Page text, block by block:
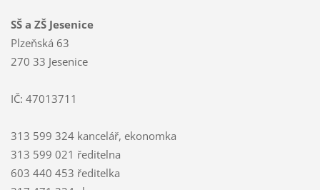
SŠ a ZŠ Jesenice
Plzeňská 63
270 33 Jesenice
IČ: 47013711
313 599 324 kancelář, ekonomka
313 599 021 ředitelna
603 440 453 ředitelka